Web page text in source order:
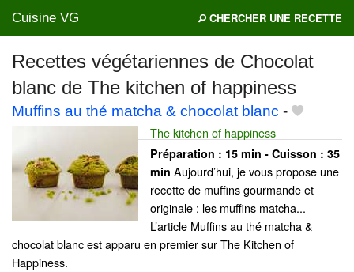
Cuisine VG CHERCHER UNE RECETTE
Recettes végétariennes de Chocolat
blanc de The kitchen of happiness
Muffins au thé matcha & chocolat blanc -
The kitchen of happiness
Préparation : 15 min - Cuisson : 35
min Aujourd’hui, je vous propose une
recette de muffins gourmande et
originale : les muffins matcha...
L’article Muffins au thé matcha &
chocolat blanc est apparu en premier sur The Kitchen of
Happiness.